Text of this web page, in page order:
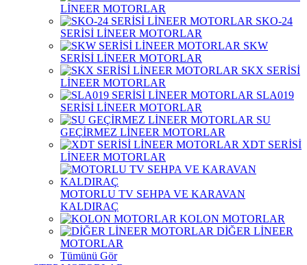
LİNEER MOTORLAR
SKO-24
SERİSİ LİNEER MOTORLAR
SKW
SERİSİ LİNEER MOTORLAR
SKX SERİSİ
LİNEER MOTORLAR
SLA019
SERİSİ LİNEER MOTORLAR
SU
GEÇİRMEZ LİNEER MOTORLAR
XDT SERİSİ
LİNEER MOTORLAR
MOTORLU TV SEHPA VE KARAVAN
KALDIRAÇ
KOLON MOTORLAR
DİĞER LİNEER
MOTORLAR
Tümünü Gör